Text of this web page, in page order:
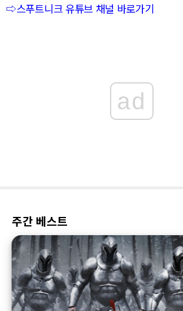
⇨스푸트니크 유튜브 채널 바로가기
ad
주간 베스트